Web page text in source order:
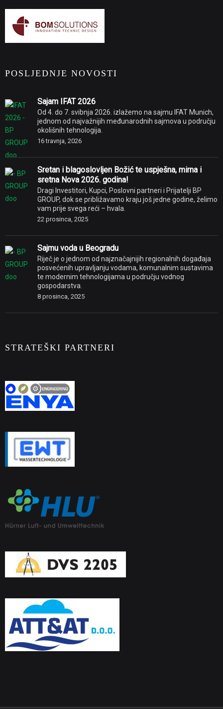
POSLJEDNJE NOVOSTI
Sajam IFAT 2026
Od 4. do 7. svibnja 2026. izlažemo na sajmu IFAT Munich,
jednom od najvažnijih međunarodnih sajmova u području
okolišnih tehnologija.
16 travnja, 2026
Sretan i blagoslovljen Božić te uspješna, mirna i
sretna Nova 2026. godina!
Dragi Investitori, Kupci, Poslovni partneri i Prijatelji BP
GROUP, dok se približavamo kraju još jedne godine, želimo
vam prije svega reći – hvala.
22 prosinca, 2025
Sajmu voda u Beogradu
Riječ je o jednom od najznačajnijih regionalnih događaja
posvećenih upravljanju vodama, komunalnim sustavima
te modernim tehnologijama u području vodnog
gospodarstva.
8 prosinca, 2025
STRATEŠKI PARTNERI